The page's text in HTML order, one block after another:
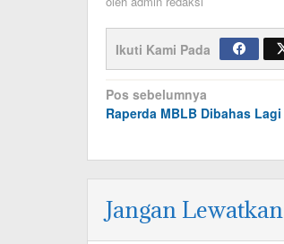
Ikuti Kami Pada
Navigasi
pos
Pos sebelumnya
Raperda MBLB Dibahas
Jangan Lewatkan